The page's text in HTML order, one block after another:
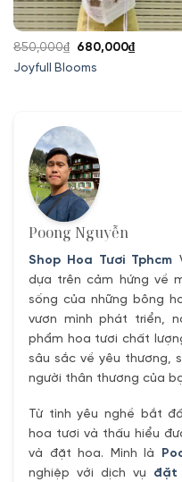
Joyfull Blooms
850,000₫
Giá
gốc
680,000₫Giá
Poong Nguyễn
Shop Hoa Tươi Tphcm
dựa trên cảm hứng về
sống của những bông
vươn mình phát triển,
phẩm hoa tươi chất
sâu sắc về yêu thương,
người thân thương của
Từ tình yêu nghề bắt
hoa tươi và thấu hiểu
và đặt hoa. Mình là
nghiệp với dịch vụ đặt